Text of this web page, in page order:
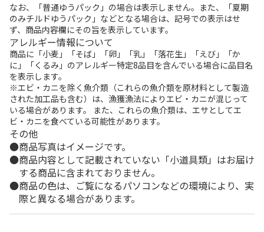
なお、「普通ゆうパック」の場合は表示しません。また、「夏期
のみチルドゆうパック」などとなる場合は、記号での表示はせ
ず、商品内容欄にその旨を表示しています。
アレルギー情報について
商品に「小麦」「そば」「卵」「乳」「落花生」「えび」「か
に」「くるみ」のアレルギー特定8品目を含んでいる場合に品目名
を表示します。
※エビ・カニを除く魚介類（これらの魚介類を原材料として製造
された加工品も含む）は、漁獲漁法によりエビ・カニが混じって
いる場合があります。 また、これらの魚介類は、エサとしてエ
ビ・カニを食べている可能性があります。
その他
商品写真はイメージです。
商品内容として記載されていない「小道具類」はお届け
する商品に含まれておりません。
商品の色は、ご覧になるパソコンなどの環境により、実
際と異なる場合があります。